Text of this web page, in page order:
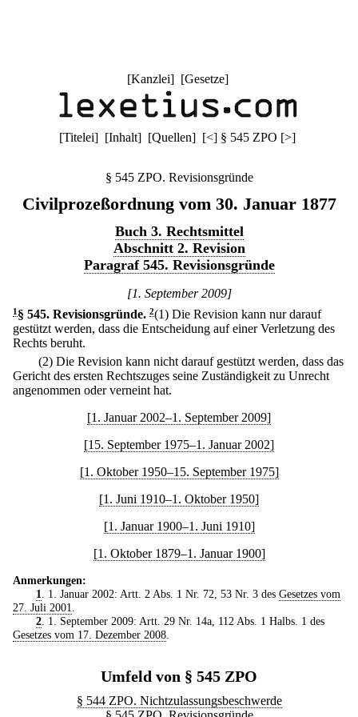
[Kanzlei] [Gesetze]
[Titelei] [Inhalt] [Quellen] [<] § 545 ZPO [>]
§ 545 ZPO. Revisionsgründe
Civilprozeßordnung vom 30. Januar 1877
Buch 3. Rechtsmittel
Abschnitt 2. Revision
Paragraf 545. Revisionsgründe
[1. September 2009]
1 § 545. Revisionsgründe. 2(1) Die Revision kann nur darauf
gestützt werden, dass die Entscheidung auf einer Verletzung des
Rechts beruht.
(2) Die Revision kann nicht darauf gestützt werden, dass das
Gericht des ersten Rechtszuges seine Zuständigkeit zu Unrecht
angenommen oder verneint hat.
[1. Januar 2002–1. September 2009]
[15. September 1975–1. Januar 2002]
[1. Oktober 1950–15. September 1975]
[1. Juni 1910–1. Oktober 1950]
[1. Januar 1900–1. Juni 1910]
[1. Oktober 1879–1. Januar 1900]
Anmerkungen:
1. 1. Januar 2002: Artt. 2 Abs. 1 Nr. 72, 53 Nr. 3 des Gesetzes vom
27. Juli 2001.
2. 1. September 2009: Artt. 29 Nr. 14a, 112 Abs. 1 Halbs. 1 des
Gesetzes vom 17. Dezember 2008.
Umfeld von § 545 ZPO
§ 544 ZPO. Nichtzulassungsbeschwerde